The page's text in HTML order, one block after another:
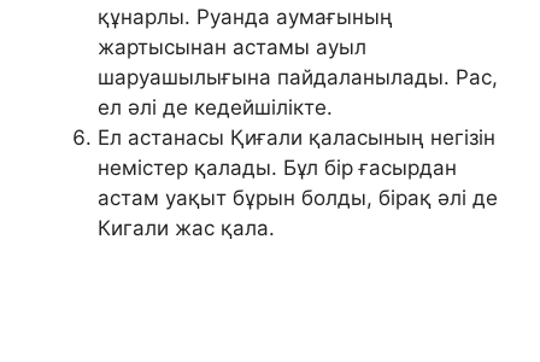
құнарлы. Руанда аумағының
жартысынан астамы ауыл
шаруашылығына пайдаланылады. Рас,
ел әлі де кедейшілікте.
Ел астанасы Қиғали қаласының негізін
немістер қалады. Бұл бір ғасырдан
астам уақыт бұрын болды, бірақ әлі де
Кигали жас қала.